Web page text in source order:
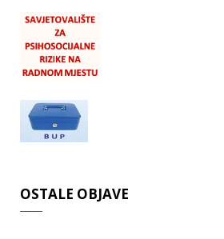
OSTALE OBJAVE